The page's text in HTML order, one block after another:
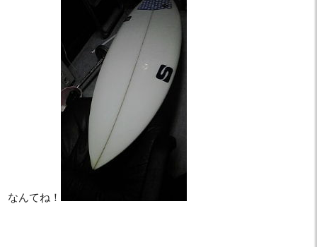
なんてね！